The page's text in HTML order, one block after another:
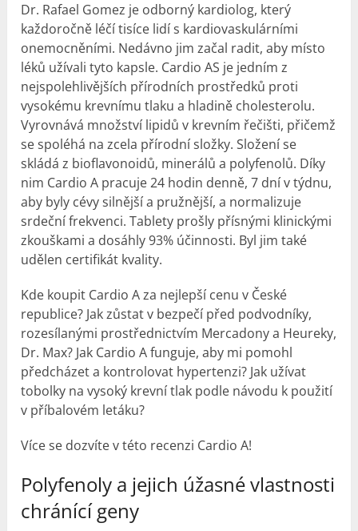
Dr. Rafael Gomez je odborný kardiolog, který
každoročně léčí tisíce lidí s kardiovaskulárními
onemocněními. Nedávno jim začal radit, aby místo
léků užívali tyto kapsle. Cardio AS je jedním z
nejspolehlivějších přírodních prostředků proti
vysokému krevnímu tlaku a hladině cholesterolu.
Vyrovnává množství lipidů v krevním řečišti, přičemž
se spoléhá na zcela přírodní složky. Složení se
skládá z bioflavonoidů, minerálů a polyfenolů. Díky
nim Cardio A pracuje 24 hodin denně, 7 dní v týdnu,
aby byly cévy silnější a pružnější, a normalizuje
srdeční frekvenci. Tablety prošly přísnými klinickými
zkouškami a dosáhly 93% účinnosti. Byl jim také
udělen certifikát kvality.
Kde koupit Cardio A za nejlepší cenu v České
republice? Jak zůstat v bezpečí před podvodníky,
rozesílanými prostřednictvím Mercadony a Heureky,
Dr. Max? Jak Cardio A funguje, aby mi pomohl
předcházet a kontrolovat hypertenzi? Jak užívat
tobolky na vysoký krevní tlak podle návodu k použití
v příbalovém letáku?
Více se dozvíte v této recenzi Cardio A!
Polyfenoly a jejich úžasné vlastnosti
chránící geny